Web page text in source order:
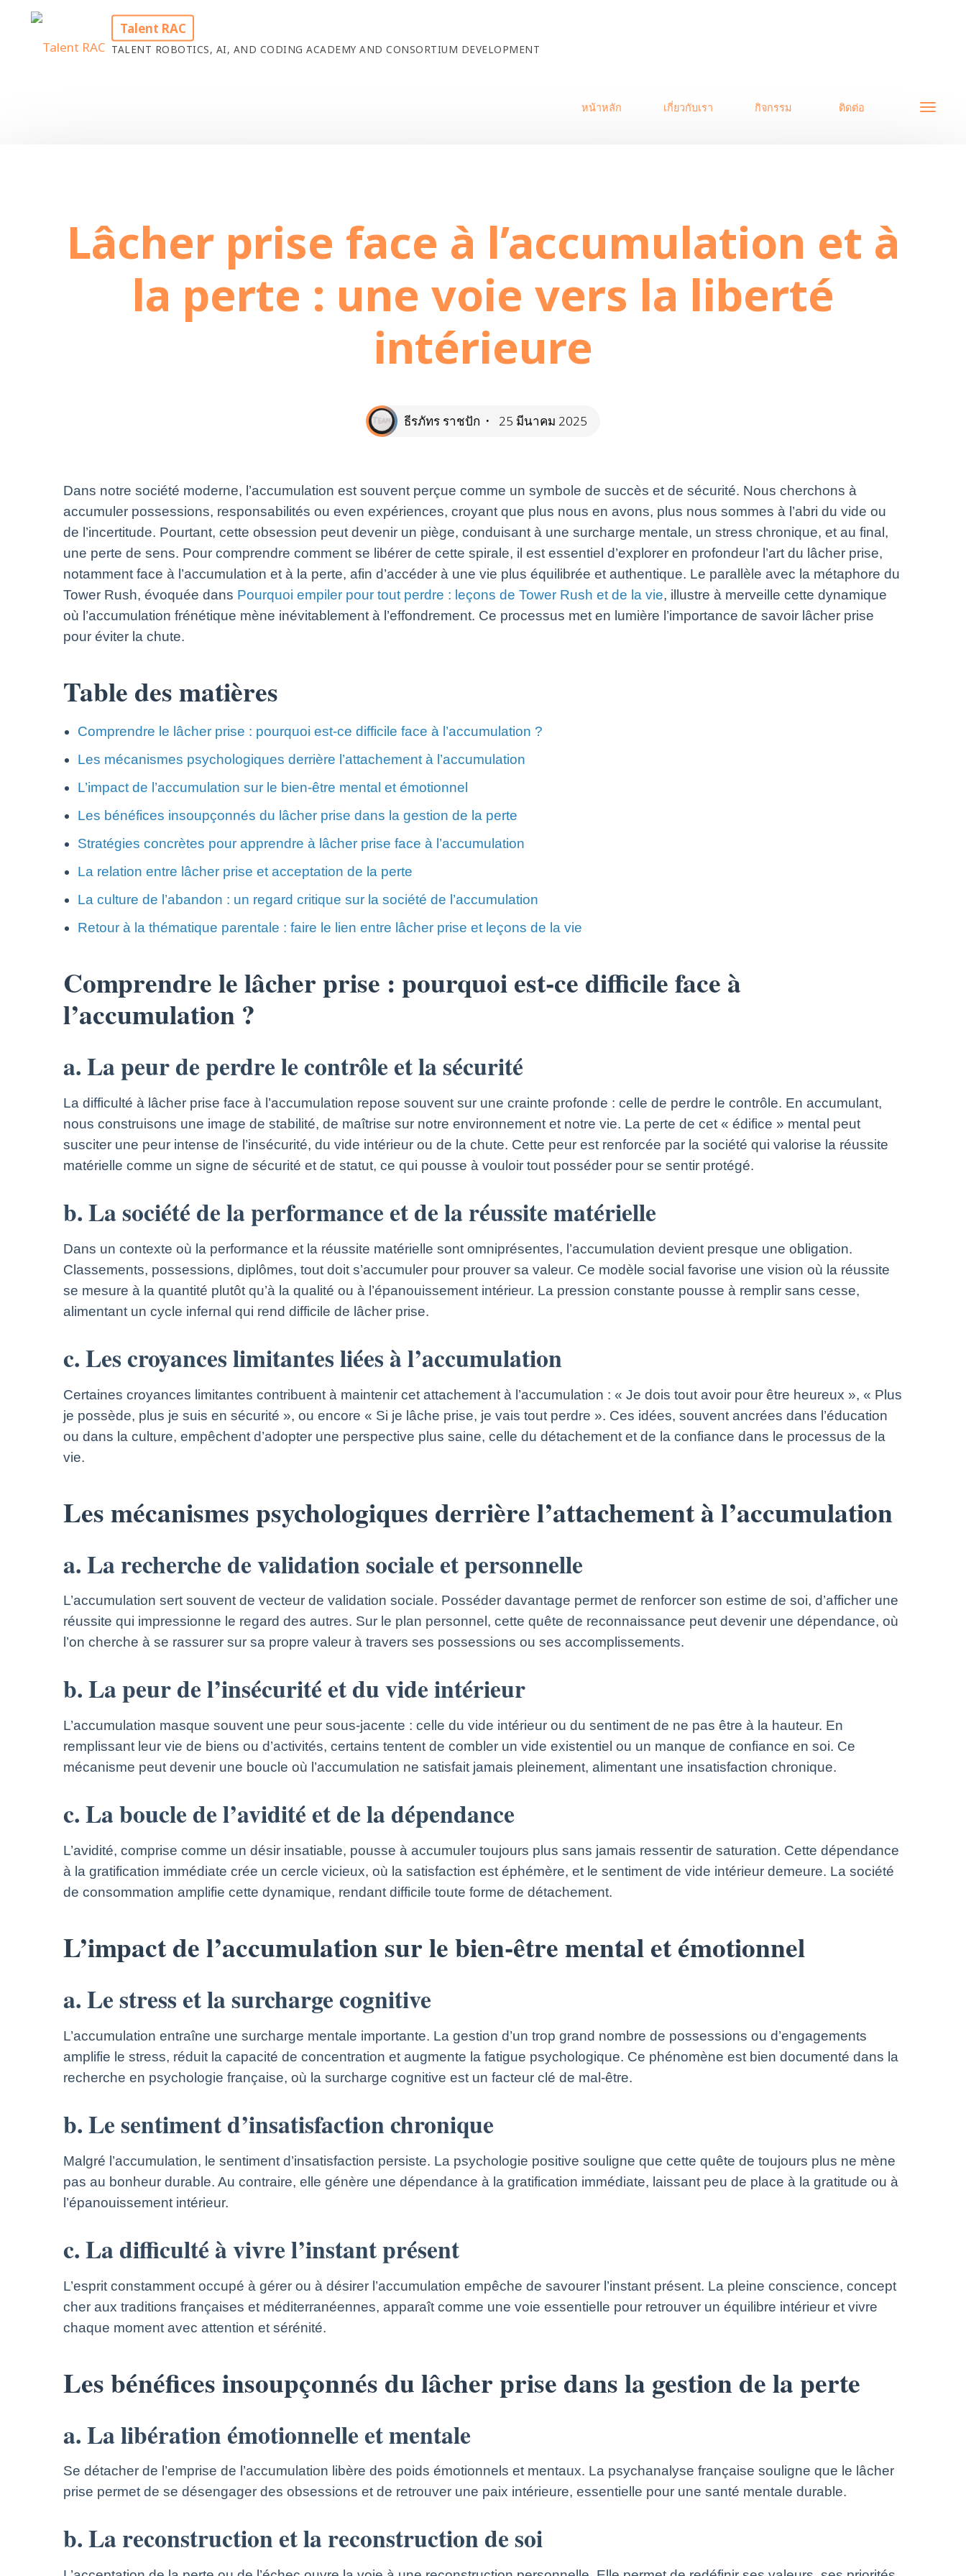
Talent RAC
TALENT ROBOTICS, AI, AND CODING ACADEMY AND CONSORTIUM DEVELOPMENT
หน้าหลัก เกี่ยวกับเรา กิจกรรม ติดต่อ
Lâcher prise face à l’accumulation et à
la perte : une voie vers la liberté
intérieure
ธีรภัทร ราชปัก 25 มีนาคม 2025
Dans notre société moderne, l’accumulation est souvent perçue comme un symbole de succès et de sécurité. Nous cherchons à
accumuler possessions, responsabilités ou even expériences, croyant que plus nous en avons, plus nous sommes à l’abri du vide ou
de l’incertitude. Pourtant, cette obsession peut devenir un piège, conduisant à une surcharge mentale, un stress chronique, et au final,
une perte de sens. Pour comprendre comment se libérer de cette spirale, il est essentiel d’explorer en profondeur l’art du lâcher prise,
notamment face à l’accumulation et à la perte, afin d’accéder à une vie plus équilibrée et authentique. Le parallèle avec la métaphore du
Tower Rush, évoquée dans Pourquoi empiler pour tout perdre : leçons de Tower Rush et de la vie, illustre à merveille cette dynamique
où l’accumulation frénétique mène inévitablement à l’effondrement. Ce processus met en lumière l’importance de savoir lâcher prise
pour éviter la chute.
Table des matières
Comprendre le lâcher prise : pourquoi est-ce difficile face à l’accumulation ?
Les mécanismes psychologiques derrière l’attachement à l’accumulation
L’impact de l’accumulation sur le bien-être mental et émotionnel
Les bénéfices insoupçonnés du lâcher prise dans la gestion de la perte
Stratégies concrètes pour apprendre à lâcher prise face à l’accumulation
La relation entre lâcher prise et acceptation de la perte
La culture de l’abandon : un regard critique sur la société de l’accumulation
Retour à la thématique parentale : faire le lien entre lâcher prise et leçons de la vie
Comprendre le lâcher prise : pourquoi est-ce difficile face à
l’accumulation ?
a. La peur de perdre le contrôle et la sécurité
La difficulté à lâcher prise face à l’accumulation repose souvent sur une crainte profonde : celle de perdre le contrôle. En accumulant,
nous construisons une image de stabilité, de maîtrise sur notre environnement et notre vie. La perte de cet « édifice » mental peut
susciter une peur intense de l’insécurité, du vide intérieur ou de la chute. Cette peur est renforcée par la société qui valorise la réussite
matérielle comme un signe de sécurité et de statut, ce qui pousse à vouloir tout posséder pour se sentir protégé.
b. La société de la performance et de la réussite matérielle
Dans un contexte où la performance et la réussite matérielle sont omniprésentes, l’accumulation devient presque une obligation.
Classements, possessions, diplômes, tout doit s’accumuler pour prouver sa valeur. Ce modèle social favorise une vision où la réussite
se mesure à la quantité plutôt qu’à la qualité ou à l’épanouissement intérieur. La pression constante pousse à remplir sans cesse,
alimentant un cycle infernal qui rend difficile de lâcher prise.
c. Les croyances limitantes liées à l’accumulation
Certaines croyances limitantes contribuent à maintenir cet attachement à l’accumulation : « Je dois tout avoir pour être heureux », « Plus
je possède, plus je suis en sécurité », ou encore « Si je lâche prise, je vais tout perdre ». Ces idées, souvent ancrées dans l’éducation
ou dans la culture, empêchent d’adopter une perspective plus saine, celle du détachement et de la confiance dans le processus de la
vie.
Les mécanismes psychologiques derrière l’attachement à l’accumulation
a. La recherche de validation sociale et personnelle
L’accumulation sert souvent de vecteur de validation sociale. Posséder davantage permet de renforcer son estime de soi, d’afficher une
réussite qui impressionne le regard des autres. Sur le plan personnel, cette quête de reconnaissance peut devenir une dépendance, où
l’on cherche à se rassurer sur sa propre valeur à travers ses possessions ou ses accomplissements.
b. La peur de l’insécurité et du vide intérieur
L’accumulation masque souvent une peur sous-jacente : celle du vide intérieur ou du sentiment de ne pas être à la hauteur. En
remplissant leur vie de biens ou d’activités, certains tentent de combler un vide existentiel ou un manque de confiance en soi. Ce
mécanisme peut devenir une boucle où l’accumulation ne satisfait jamais pleinement, alimentant une insatisfaction chronique.
c. La boucle de l’avidité et de la dépendance
L’avidité, comprise comme un désir insatiable, pousse à accumuler toujours plus sans jamais ressentir de saturation. Cette dépendance
à la gratification immédiate crée un cercle vicieux, où la satisfaction est éphémère, et le sentiment de vide intérieur demeure. La société
de consommation amplifie cette dynamique, rendant difficile toute forme de détachement.
L’impact de l’accumulation sur le bien-être mental et émotionnel
a. Le stress et la surcharge cognitive
L’accumulation entraîne une surcharge mentale importante. La gestion d’un trop grand nombre de possessions ou d’engagements
amplifie le stress, réduit la capacité de concentration et augmente la fatigue psychologique. Ce phénomène est bien documenté dans la
recherche en psychologie française, où la surcharge cognitive est un facteur clé de mal-être.
b. Le sentiment d’insatisfaction chronique
Malgré l’accumulation, le sentiment d’insatisfaction persiste. La psychologie positive souligne que cette quête de toujours plus ne mène
pas au bonheur durable. Au contraire, elle génère une dépendance à la gratification immédiate, laissant peu de place à la gratitude ou à
l’épanouissement intérieur.
c. La difficulté à vivre l’instant présent
L’esprit constamment occupé à gérer ou à désirer l’accumulation empêche de savourer l’instant présent. La pleine conscience, concept
cher aux traditions françaises et méditerranéennes, apparaît comme une voie essentielle pour retrouver un équilibre intérieur et vivre
chaque moment avec attention et sérénité.
Les bénéfices insoupçonnés du lâcher prise dans la gestion de la perte
a. La libération émotionnelle et mentale
Se détacher de l’emprise de l’accumulation libère des poids émotionnels et mentaux. La psychanalyse française souligne que le lâcher
prise permet de se désengager des obsessions et de retrouver une paix intérieure, essentielle pour une santé mentale durable.
b. La reconstruction et la reconstruction de soi